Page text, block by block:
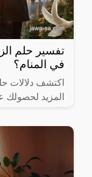
تفسير حلم
في المنام؟
اكتشف دلالات
المزيد